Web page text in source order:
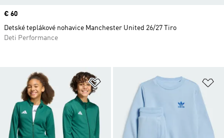
Pridať do zoznamu želaných
Price
€ 60
Detské teplákové nohavice Manchester United 26/27 Tiro
Deti Performance